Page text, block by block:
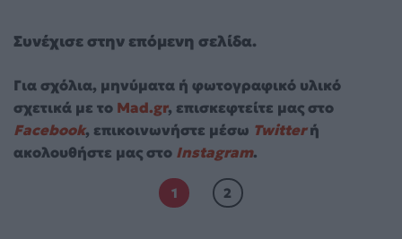
Συνέχισε στην επόμενη σελίδα.
Για σχόλια, μηνύματα ή φωτογραφικό υλικό
σχετικά με το Mad.gr, επισκεφτείτε μας στο
Facebook, επικοινωνήστε μέσω Twitterή
ακολουθήστε μας στο Instagram.
1 2